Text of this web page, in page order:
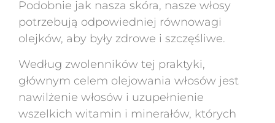
Podobnie jak nasza skóra, nasze włosy
potrzebują odpowiedniej równowagi
olejków, aby były zdrowe i szczęśliwe.
Według zwolenników tej praktyki,
głównym celem olejowania włosów jest
nawilżenie włosów i uzupełnienie
wszelkich witamin i minerałów, których